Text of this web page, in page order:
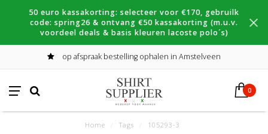
50 euro kassakorting: selecteer voor €170, gebruilk
code: spring26 & ontvang €50 kassakorting (m.u.v.
voordeel deals & basis kleuren lacoste polo´s)
op afspraak bestelling ophalen in Amstelveen
0
Home Tags 105293-3